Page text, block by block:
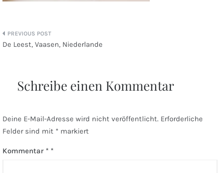
Beitragsnavigation
De Leest, Vaasen, Niederlande
Schreibe einen Kommentar
Deine E-Mail-Adresse wird nicht veröffentlicht. Erforderliche
Felder sind mit * markiert
Kommentar *